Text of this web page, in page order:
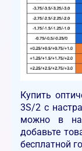
Купить
3S/2 с
можно в
добавьте
бесплатной